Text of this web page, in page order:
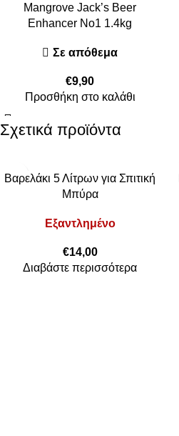
Mangrove Jack’s Beer
Enhancer No1 1.4kg
Σε απόθεμα
€9,90
Προσθήκη στο καλάθι
Σχετικά προϊόντα
Βαρελάκι 5 Λίτρων για Σπιτική
Μπύρα
Εξαντλημένο
€14,00
Διαβάστε περισσότερα